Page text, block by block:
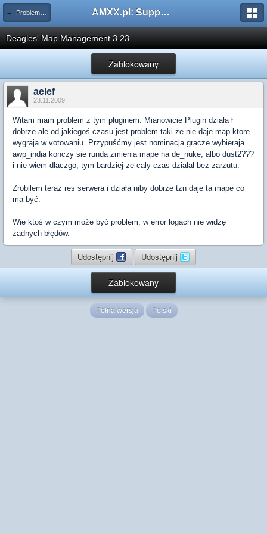
← Problemy z pluginami AMXX.pl: Support AMX Mod X i SourceMod
Deagles' Map Management 3.23
Zablokowany
aelef
23.11.2009
Witam mam problem z tym pluginem. Mianowicie Plugin działa ł
dobrze ale od jakiegoś czasu jest problem taki że nie daje map ktore
wygraja w votowaniu. Przypuśćmy jest nominacja gracze wybieraja
awp_india konczy sie runda zmienia mape na de_nuke, albo dust2???
i nie wiem dlaczgo, tym bardziej że caly czas działał bez zarzutu.
Zrobilem teraz res serwera i działa niby dobrze tzn daje ta mape co
ma być.
Wie ktoś w czym może być problem, w error logach nie widzę
żadnych błędów.
Udostępnij Udostępnij
Zablokowany
Pełna wersja Polski